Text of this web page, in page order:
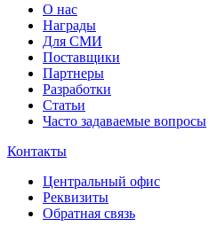
О нас
Награды
Для СМИ
Поставщики
Партнеры
Разработки
Статьи
Часто задаваемые вопросы
Контакты
Центральный офис
Реквизиты
Обратная связь